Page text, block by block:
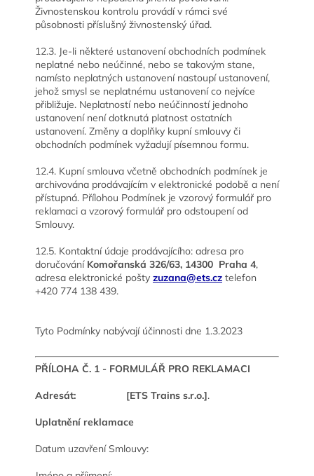
Živnostenskou kontrolu provádí v rámci své
působnosti příslušný živnostenský úřad.
12.3. Je-li některé ustanovení obchodních podmínek
neplatné nebo neúčinné, nebo se takovým stane,
namísto neplatných ustanovení nastoupí ustanovení,
jehož smysl se neplatnému ustanovení co nejvíce
přibližuje. Neplatností nebo neúčinností jednoho
ustanovení není dotknutá platnost ostatních
ustanovení. Změny a doplňky kupní smlouvy či
obchodních podmínek vyžadují písemnou formu.
12.4. Kupní smlouva včetně obchodních podmínek je
archivována prodávajícím v elektronické podobě a není
přístupná. Přílohou Podmínek je vzorový formulář pro
reklamaci a vzorový formulář pro odstoupení od
Smlouvy.
12.5. Kontaktní údaje prodávajícího: adresa pro
doručování Komořanská 326/63, 14300 Praha 4,
adresa elektronické pošty zuzana@ets.cz telefon
+420 774 138 439.
Tyto Podmínky nabývají účinnosti dne 1.3.2023
PŘÍLOHA Č. 1 - FORMULÁŘ PRO REKLAMACI
Adresát: [ETS Trains s.r.o.].
Uplatnění reklamace
Datum uzavření Smlouvy: